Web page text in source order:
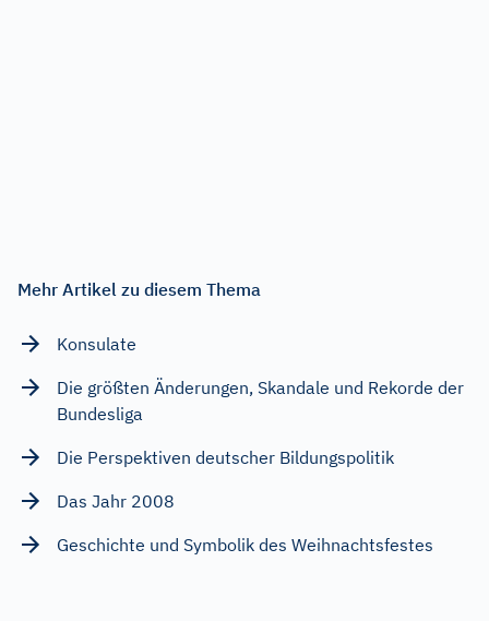
Mehr Artikel zu diesem Thema
Konsulate
Die größten Änderungen, Skandale und Rekorde der
Bundesliga
Die Perspektiven deutscher Bildungspolitik
Das Jahr 2008
Geschichte und Symbolik des Weihnachtsfestes